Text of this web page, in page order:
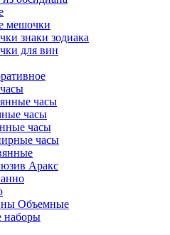
мешочки
знаки зодиака
для вин
часы
часы
часы
часы
Аракс
Объемные
наборы